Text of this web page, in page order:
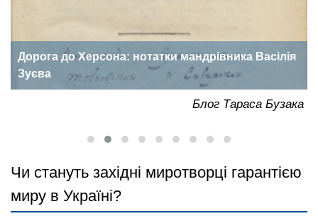
Дорога до Херсона: нотатки мандрівника Васілія
Зуєва
Блог Тараса Бузака
Чи стануть західні миротворці гарантією
миру в Україні?